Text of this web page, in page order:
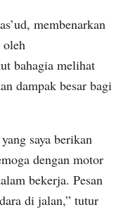
membenarkan
oleh
bahagia melihat
dampak besar bagi
saya berikan
dengan motor
bekerja. Pesan
di jalan,” tutur